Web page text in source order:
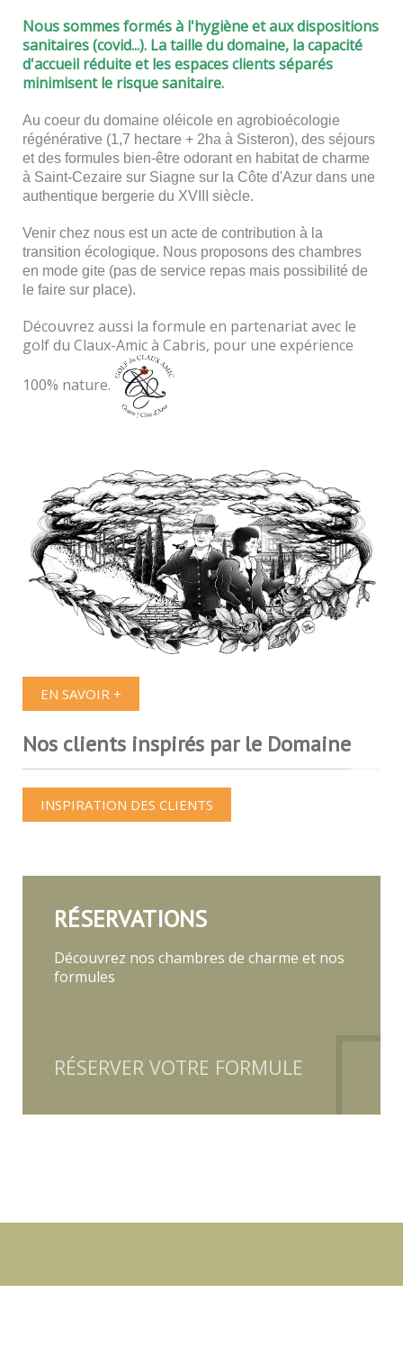
Nous sommes formés à l'hygiène et aux dispositions
sanitaires (covid...). La taille du domaine, la capacité
d'accueil réduite et les espaces clients séparés
minimisent le risque sanitaire.
Au coeur du domaine oléicole en agrobioécologie
régénérative (1,7 hectare + 2ha à Sisteron), des séjours
et des formules bien-être odorant en habitat de charme
à Saint-Cezaire sur Siagne sur la Côte d'Azur dans une
authentique bergerie du XVIII siècle.
Venir chez nous est un acte de contribution à la
transition écologique. Nous proposons des chambres
en mode gite (pas de service repas mais possibilité de
le faire sur place).
Découvrez aussi la formule en partenariat avec le
golf du Claux-Amic à Cabris, pour une expérience
100% nature.
EN SAVOIR +
Nos clients inspirés par le Domaine
INSPIRATION DES CLIENTS
RÉSERVATIONS
Découvrez nos chambres de charme et nos
formules
RÉSERVER VOTRE FORMULE